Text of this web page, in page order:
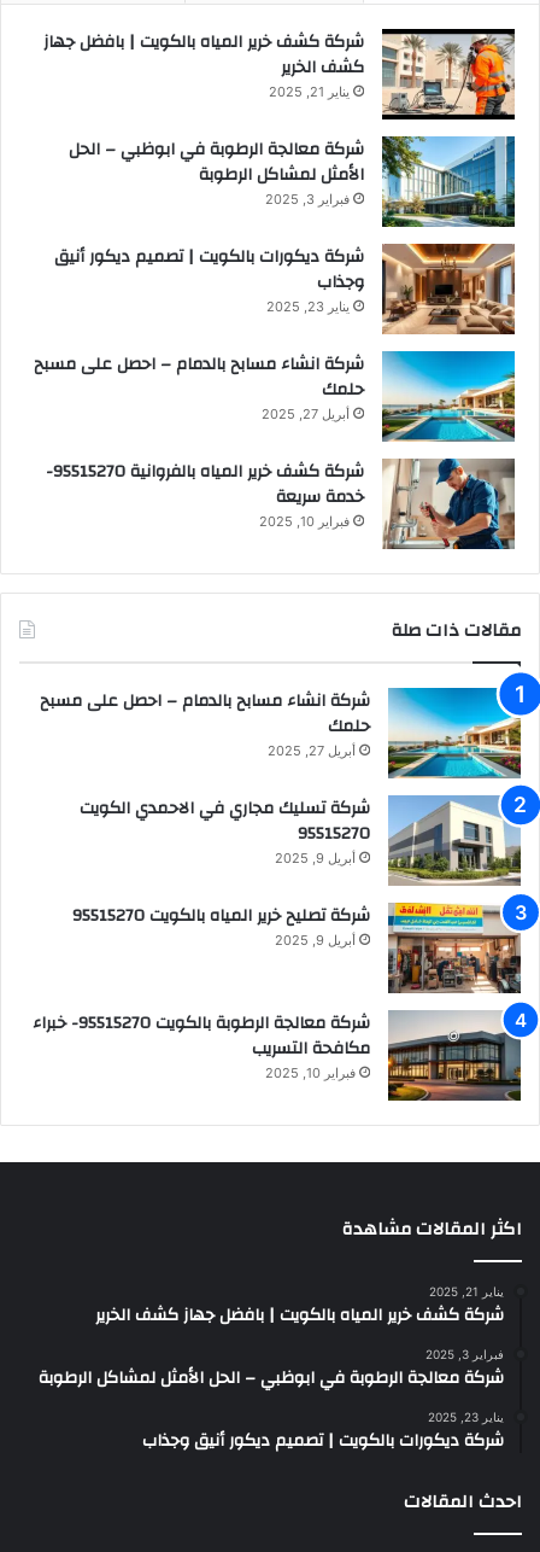
شركة كشف خرير المياه بالكويت | بافضل جهاز
كشف الخرير
يناير 21, 2025
شركة معالجة الرطوبة في ابوظبي – الحل
الأمثل لمشاكل الرطوبة
فبراير 3, 2025
شركة ديكورات بالكويت | تصميم ديكور أنيق
وجذاب
يناير 23, 2025
شركة انشاء مسابح بالدمام – احصل على مسبح
حلمك
أبريل 27, 2025
شركة كشف خرير المياه بالفروانية 95515270-
خدمة سريعة
فبراير 10, 2025
مقالات ذات صلة
شركة انشاء مسابح بالدمام – احصل على مسبح
حلمك
أبريل 27, 2025
شركة تسليك مجاري في الاحمدي الكويت
95515270
أبريل 9, 2025
شركة تصليح خرير المياه بالكويت 95515270
أبريل 9, 2025
شركة معالجة الرطوبة بالكويت 95515270- خبراء
مكافحة التسريب
فبراير 10, 2025
اكثر المقالات مشاهدة
يناير 21, 2025
شركة كشف خرير المياه بالكويت | بافضل جهاز كشف الخرير
فبراير 3, 2025
شركة معالجة الرطوبة في ابوظبي – الحل الأمثل لمشاكل الرطوبة
يناير 23, 2025
شركة ديكورات بالكويت | تصميم ديكور أنيق وجذاب
احدث المقالات